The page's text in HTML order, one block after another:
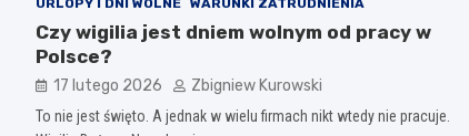
URLOPY I DNI WOLNE WARUNKI ZATRUDNIENIA
Czy wigilia jest dniem wolnym od pracy w
Polsce?
17 lutego 2026 Zbigniew Kurowski
To nie jest święto. A jednak w wielu firmach nikt wtedy nie pracuje.